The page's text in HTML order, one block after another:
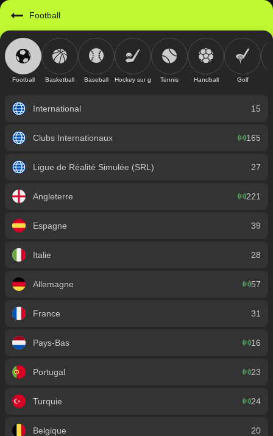
Football
Football Basketball Baseball Hockey sur glaceTennis Handball Golf
International 15
Clubs Internationaux 165
Ligue de Réalité Simulée (SRL) 27
Angleterre 221
Espagne 39
Italie 28
Allemagne 57
France 31
Pays-Bas 16
Portugal 23
Turquie 24
Belgique 20
https://mobile.geniusbet.com.gn/sport/detail/football?id=1